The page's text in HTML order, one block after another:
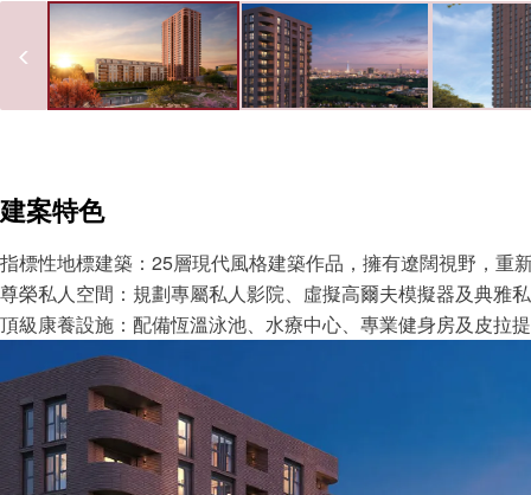
建案特色
指標性地標建築：25層現代風格建築作品，擁有遼闊視野，重
尊榮私人空間：規劃專屬私人影院、虛擬高爾夫模擬器及典雅
頂級康養設施：配備恆溫泳池、水療中心、專業健身房及皮拉